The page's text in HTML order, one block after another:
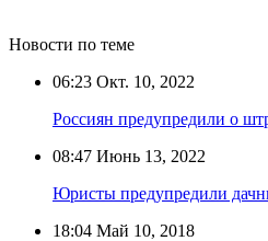
Новости по теме
06:23 Окт. 10, 2022
Россиян предупредили о
08:47 Июнь 13, 2022
Юристы предупредили
18:04 Май 10, 2018